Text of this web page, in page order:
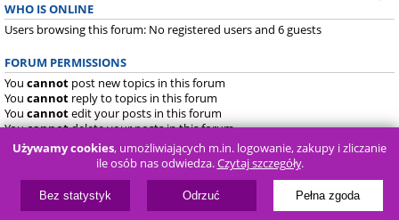
WHO IS ONLINE
Users browsing this forum: No registered users and 6 guests
FORUM PERMISSIONS
You cannot post new topics in this forum
You cannot reply to topics in this forum
You cannotedit your posts in this forum
Youcannotdelete your posts in this forum
Youcannotpost attachments in this forum
Powered by ® Forum Software © phpBB Limited
Używamy cookies, umożliwiających m.in. logowanie, zakupy i zliczanie
ile osób nas odwiedza.Czytaj szczegóły.
Bez statystyk Odrzuć Pełna zgoda